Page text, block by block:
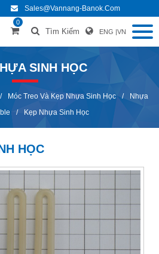
Sales@vannang-Banok.com
0
Tìm Kiếm ENG |VN
SINH HỌC
/ Móc Treo Và Kẹp Nhựa Sinh Học /
Nhựa
/ Kẹp Nhựa Sinh Học
HỌC